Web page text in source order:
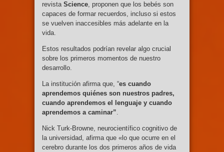
revista Science, proponen que los bebés son
capaces de formar recuerdos, incluso si estos
se vuelven inaccesibles más adelante en la
vida.
Estos resultados podrían revelar algo crucial
sobre los primeros momentos de nuestro
desarrollo.
La institución afirma que, “es cuando
aprendemos quiénes son nuestros padres,
cuando aprendemos el lenguaje y cuando
aprendemos a caminar”.
Nick Turk-Browne, neurocientífico cognitivo de
la universidad, afirma que «lo que ocurre en el
cerebro durante los dos primeros años de vida